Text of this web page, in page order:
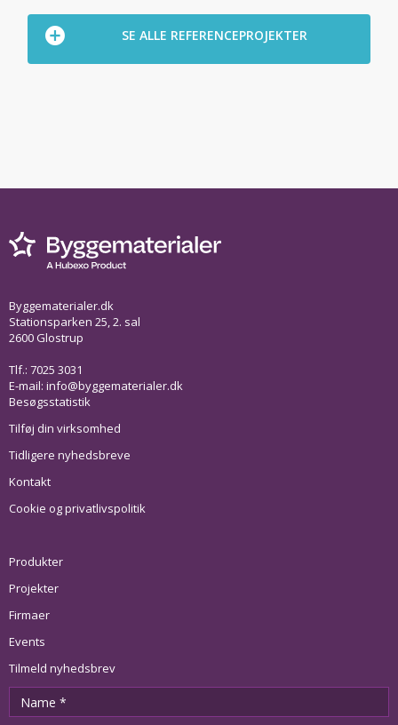
SE ALLE REFERENCEPROJEKTER
Byggematerialer.dk
Stationsparken 25, 2. sal
2600 Glostrup
Tlf.: 7025 3031
E-mail: info@byggematerialer.dk
Besøgsstatistik
Tilføj din virksomhed
Tidligere nyhedsbreve
Kontakt
Cookie og privatlivspolitik
Produkter
Projekter
Firmaer
Events
Tilmeld nyhedsbrev